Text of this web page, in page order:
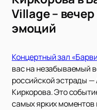
Village –
эмоций
Концертный зал
вас на незабываемый
российской эстрады
Киркорова. Это
самых ярких моментов